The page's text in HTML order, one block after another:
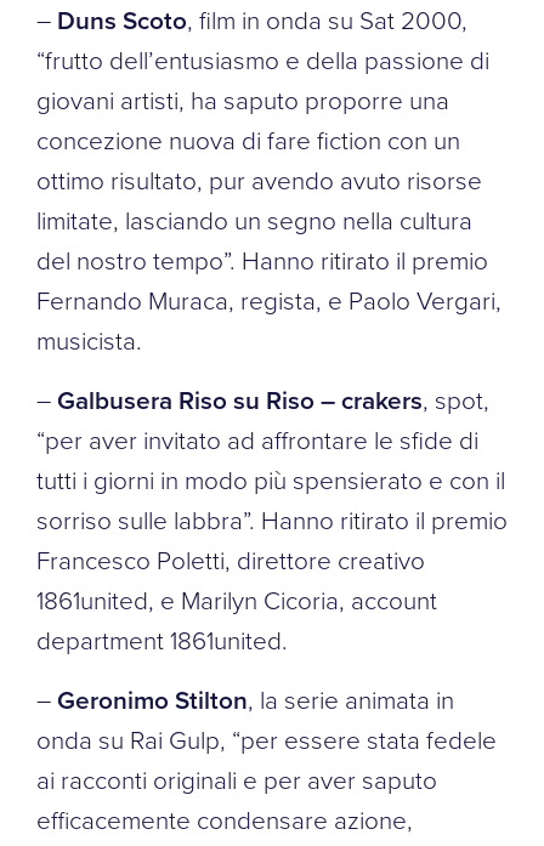
– Duns Scoto, film in onda su Sat 2000,
“frutto dell’entusiasmo e della passione di
giovani artisti, ha saputo proporre una
concezione nuova di fare fiction con un
ottimo risultato, pur avendo avuto risorse
limitate, lasciando un segno nella cultura
del nostro tempo”. Hanno ritirato il premio
Fernando Muraca, regista, e Paolo Vergari,
musicista.
–Galbusera Riso su Riso – crakers, spot,
“per aver invitato ad affrontare le sfide di
tutti i giorni in modo più spensierato e con il
sorriso sulle labbra”. Hanno ritirato il premio
Francesco Poletti, direttore creativo
1861united, e Marilyn Cicoria, account
department 1861united.
–Geronimo Stilton, la serie animata in
onda su Rai Gulp, “per essere stata fedele
ai racconti originali e per aver saputo
efficacemente condensare azione,